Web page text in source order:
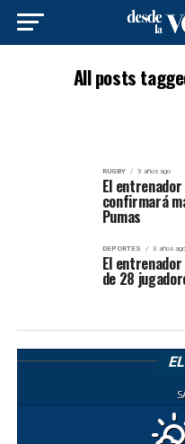
All posts
RUGBY 3 años ago
El
confirmará
Pumas
DEPORTES 3 años ago
El
de 28